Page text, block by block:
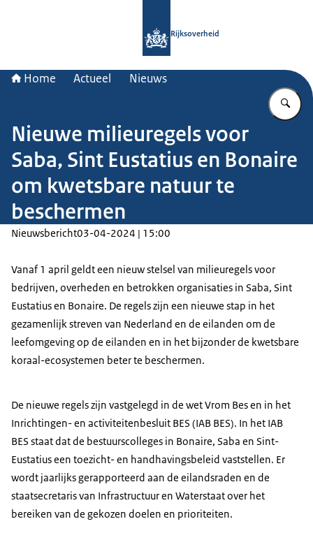
Rijksoverheid
Home Actueel Nieuws
Nieuwe milieuregels voor
Saba, Sint Eustatius en Bonaire
om kwetsbare natuur te
beschermen
Nieuwsbericht03-04-2024 | 15:00
Vanaf 1 april geldt een nieuw stelsel van milieuregels voor
bedrijven, overheden en betrokken organisaties in Saba, Sint
Eustatius en Bonaire. De regels zijn een nieuwe stap in het
gezamenlijk streven van Nederland en de eilanden om de
leefomgeving op de eilanden en in het bijzonder de kwetsbare
koraal-ecosystemen beter te beschermen.
De nieuwe regels zijn vastgelegd in de wet Vrom Bes en in het
Inrichtingen- en activiteitenbesluit BES (IAB BES). In het IAB
BES staat dat de bestuurscolleges in Bonaire, Saba en Sint-
Eustatius een toezicht- en handhavingsbeleid vaststellen. Er
wordt jaarlijks gerapporteerd aan de eilandsraden en de
staatsecretaris van Infrastructuur en Waterstaat over het
bereiken van de gekozen doelen en prioriteiten.